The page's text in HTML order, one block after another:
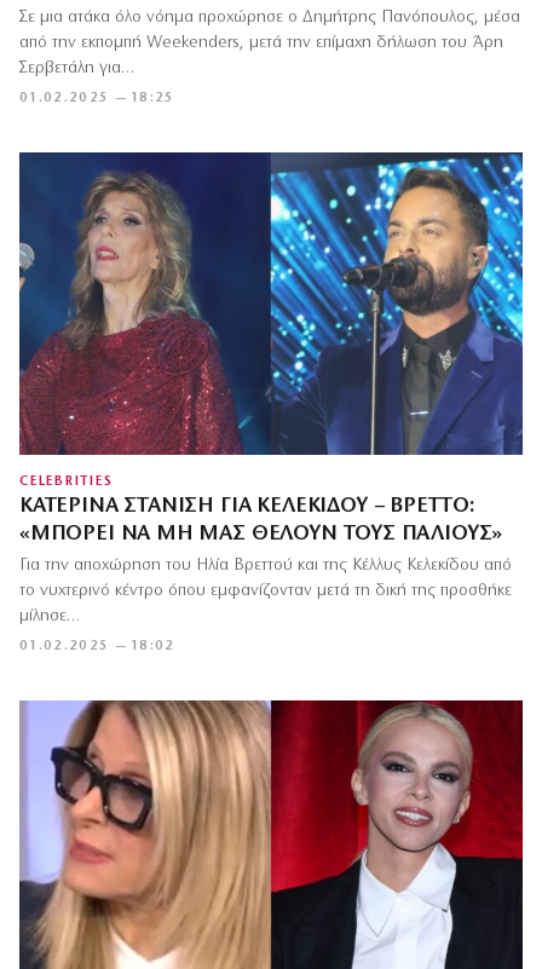
01.02.2025 — 18:25
Σε μια ατάκα όλο νόημα προχώρησε ο Δημήτρης Πανόπουλος, μέσα
από την εκπομπή Weekenders, μετά την επίμαχη δήλωση του Άρη
Σερβετάλη για…
CELEBRITIES
ΚΑΤΕΡΊΝΑ ΣΤΑΝΊΣΗ ΓΙΑ ΚΕΛΕΚΊΔΟΥ – ΒΡΕΤΤΌ:
«ΜΠΟΡΕΊ ΝΑ ΜΗ ΜΑΣ ΘΈΛΟΥΝ ΤΟΥΣ ΠΑΛΙΟΎΣ»
01.02.2025 — 18:02
Για την αποχώρηση του Ηλία Βρεττού και της Κέλλυς Κελεκίδου από
το νυχτερινό κέντρο όπου εμφανίζονταν μετά τη δική της προσθήκε
μίλησε…